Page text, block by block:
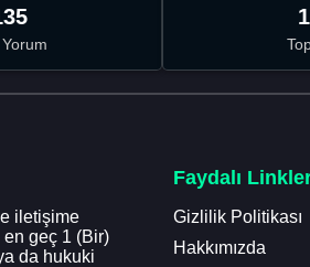
iletişime
geç 1 (Bir)
da hukuki
Faydalı
Gizlilik Politikası
Hakkımızda